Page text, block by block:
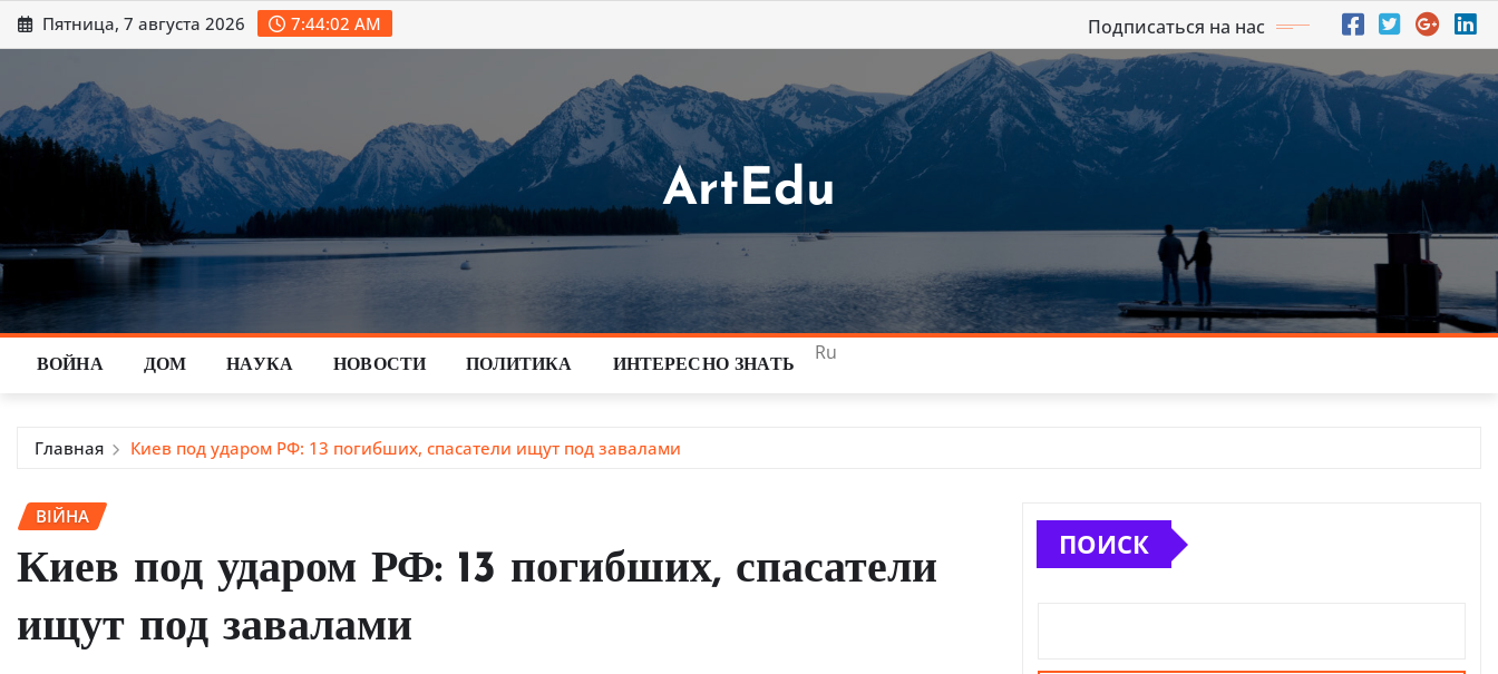
Перейти
к
Пятница, 7 августа 2026 7:44:04 AM Подписаться на нас
ArtEdu
ВОЙНА ДОМ НАУКА НОВОСТИ ПОЛИТИКА ИНТЕРЕСНО ЗНАТЬ
Ru
Главная Киев под ударом РФ: 13 погибших, спасатели ищут под завалами
ВІЙНА
Киев под ударом РФ: 13 погибших, спасатели
ищут под завалами
ПОИСК